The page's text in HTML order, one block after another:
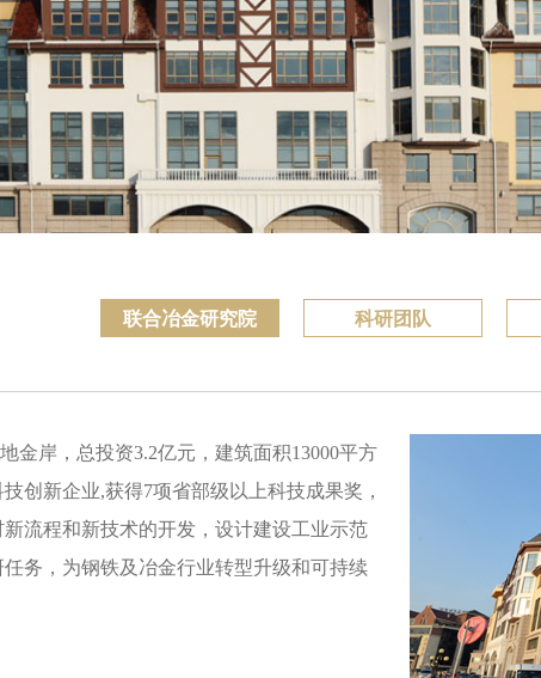
联合冶金研究院 科研团队
金岸，总投资3.2亿元，建筑面积13000平方
创新企业,获得7项省部级以上科技成果奖，
流程和新技术的开发，设计建设工业示范
务，为钢铁及冶金行业转型升级和可持续